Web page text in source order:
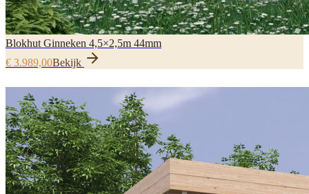
Blokhut Ginneken 4,5×2,5m 44mm
€ 3.989,00Bekijk